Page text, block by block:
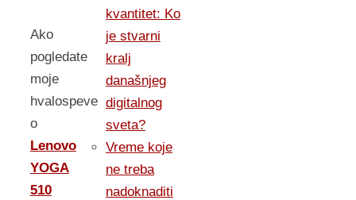
Ako
pogledate
moje
hvalospeve
o
Lenovo
YOGA
510
kvantitet: Ko
je stvarni
kralj
današnjeg
digitalnog
sveta?
Vreme koje
ne treba
nadoknaditi